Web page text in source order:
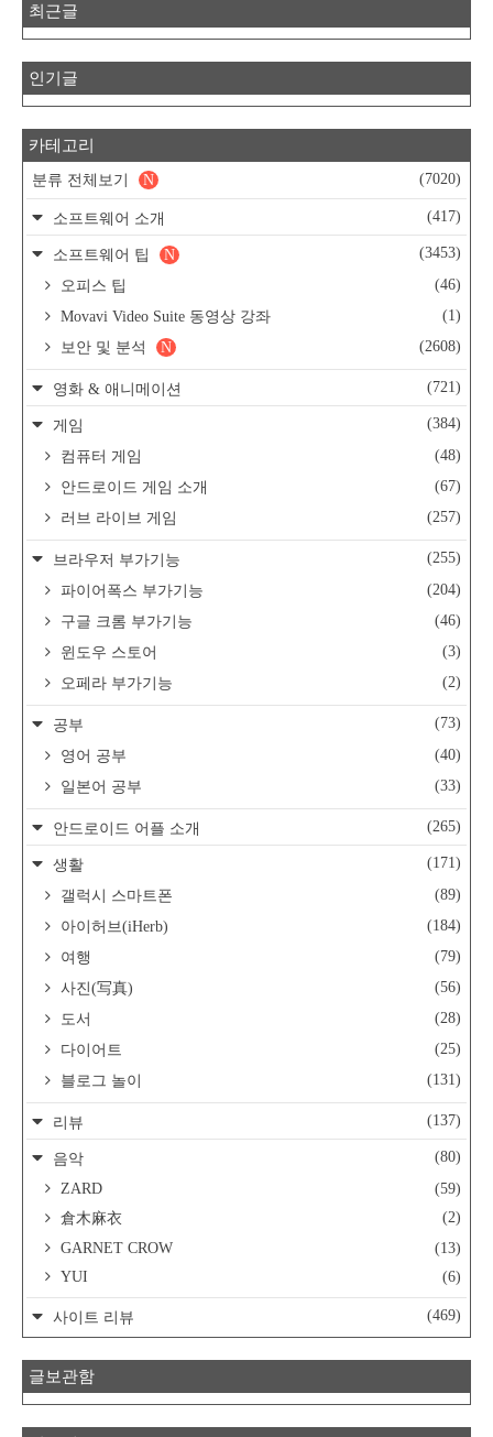
최근글
인기글
카테고리
분류 전체보기 (7020)
N
소프트웨어 소개 (417)
소프트웨어 팁 (3453)
N
오피스 팁
(46)
Movavi Video Suite 동영상 강좌
(1)
보안 및 분석
(2608)
N
영화 & 애니메이션 (721)
게임
(384)
컴퓨터 게임
(48)
안드로이드 게임 소개
(67)
러브 라이브 게임
(257)
브라우저 부가기능
(255)
파이어폭스 부가기능
(204)
구글 크롬 부가기능
(46)
윈도우 스토어
(3)
오페라 부가기능
(2)
공부
(73)
영어 공부
(40)
일본어 공부
(33)
안드로이드 어플 소개 (265)
생활
(171)
갤럭시 스마트폰
(89)
아이허브(iHerb)
(184)
여행
(79)
사진(写真)
(56)
도서
(28)
다이어트
(25)
블로그 놀이
(131)
리뷰 (137)
음악
(80)
ZARD
(59)
倉木麻衣
(2)
GARNET CROW
(13)
YUI
(6)
사이트 리뷰 (469)
글보관함